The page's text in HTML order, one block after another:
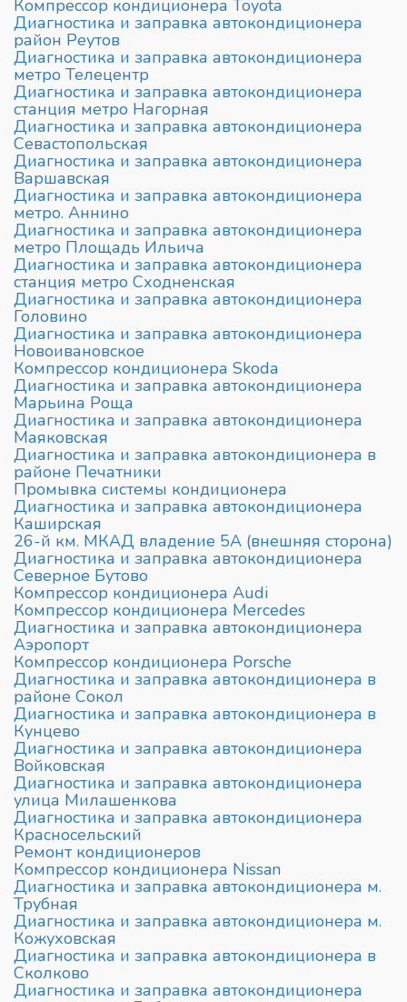
Компрессор кондиционера Toyota
Диагностика и заправка автокондиционера
район Реутов
Диагностика и заправка автокондиционера
метро Телецентр
Диагностика и заправка автокондиционера
станция метро Нагорная
Диагностика и заправка автокондиционера
Севастопольская
Диагностика и заправка автокондиционера
Варшавская
Диагностика и заправка автокондиционера
метро. Аннино
Диагностика и заправка автокондиционера
метро Площадь Ильича
Диагностика и заправка автокондиционера
станция метро Сходненская
Диагностика и заправка автокондиционера
Головино
Диагностика и заправка автокондиционера
Новоивановское
Компрессор кондиционера Skoda
Диагностика и заправка автокондиционера
Марьина Роща
Диагностика и заправка автокондиционера
Маяковская
Диагностика и заправка автокондиционера в
районе Печатники
Промывка системы кондиционера
Диагностика и заправка автокондиционера
Каширская
26-й км. МКАД владение 5А (внешняя сторона)
Диагностика и заправка автокондиционера
Северное Бутово
Компрессор кондиционера Audi
Компрессор кондиционера Mercedes
Диагностика и заправка автокондиционера
Аэропорт
Компрессор кондиционера Porsche
Диагностика и заправка автокондиционера в
районе Сокол
Диагностика и заправка автокондиционера в
Кунцево
Диагностика и заправка автокондиционера
Войковская
Диагностика и заправка автокондиционера
улица Милашенкова
Диагностика и заправка автокондиционера
Красносельский
Ремонт кондиционеров
Компрессор кондиционера Nissan
Диагностика и заправка автокондиционера м.
Трубная
Диагностика и заправка автокондиционера м.
Кожуховская
Диагностика и заправка автокондиционера в
Сколково
Диагностика и заправка автокондиционера